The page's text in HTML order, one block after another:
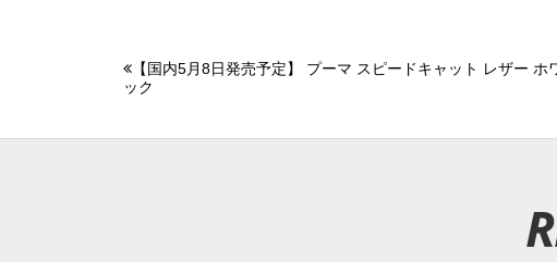
【国内5月8日発売予定】 プーマ スピードキャット レザー ホ
ック